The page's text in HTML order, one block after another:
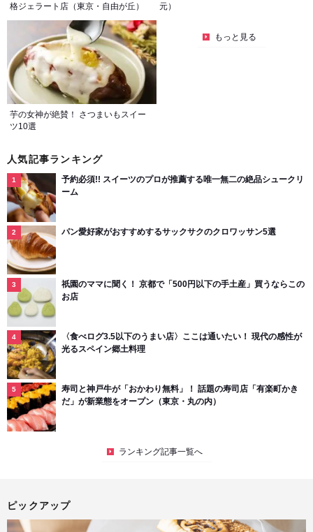
格ジェラート店（東京・自由が丘）
元）
芋の女神が絶賛！ さつまいもスイー
ツ10選
もっと見る
人気記事ランキング
予約必須!! スイーツのプロが推薦する唯一無二の絶品シュークリ
ーム
パン愛好家がおすすめするサックサクのクロワッサン5選
祇園のママに聞く！ 京都で「500円以下の手土産」買うならこの
お店
〈食べログ3.5以下のうまい店〉ここは通いたい！ 現代の感性が
光るスペイン郷土料理
寿司と神戸牛が「おかわり無料」！ 話題の寿司店「有楽町かき
だ」が新業態をオープン（東京・丸の内）
ランキング記事一覧へ
ピックアップ